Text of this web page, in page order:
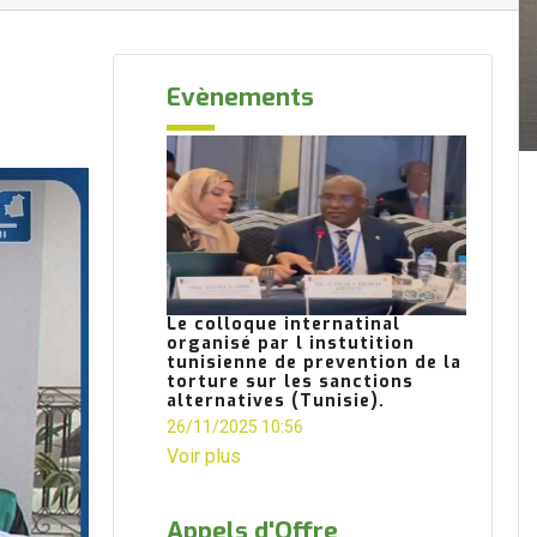
Evènements
Le colloque internatinal
organisé par l instutition
tunisienne de prevention de la
torture sur les sanctions
alternatives (Tunisie).
26/11/2025 10:56
Voir plus